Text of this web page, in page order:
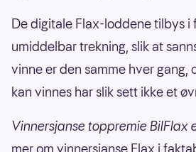
De digitale Flax-loddene tilbys i
umiddelbar trekning, slik at
vinne er den samme hver gang,
kan vinnes har slik sett ikke et
Vinnersjanse toppremie BilFlax